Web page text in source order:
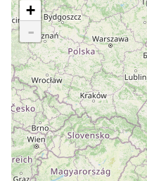
+
-